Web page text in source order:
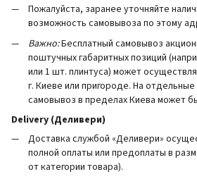
Пожалуйста, заранее уточняйте
возможность самовывоза по этому
Важно:Бесплатный самовывоз
поштучных габаритных позиций
или 1 шт. плинтуса) может
г. Киеве или пригороде. На
самовывоз в пределах Киева может
Delivery (Деливери)
Доставка службой «Деливери»
полной оплаты или предоплаты в
от категории товара).